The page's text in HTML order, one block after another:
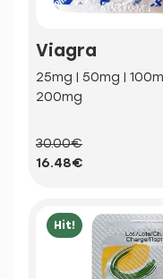
Viagra
25mg | 50mg |
200mg
30.00€
16.48€
Hit!